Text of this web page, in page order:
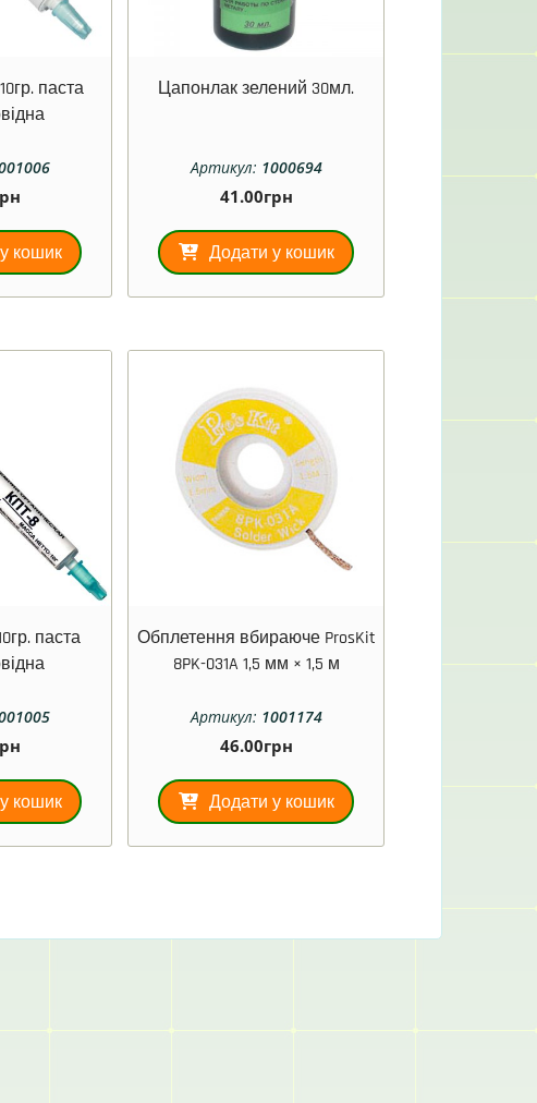
паста
кошик
Цапонлак зелений 30мл.
Артикул: 1000694
41.00грн
Додати у кошик
паста
кошик
Обплетення вбираюче ProsKit
8PK-031A 1,5 мм × 1,5 м
Артикул: 1001174
46.00грн
Додати у кошик